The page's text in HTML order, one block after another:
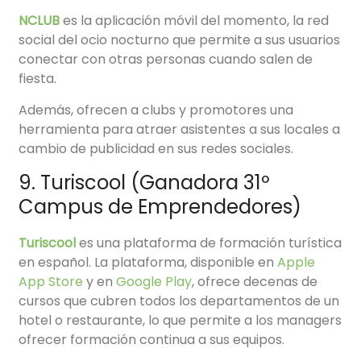
NCLUBes la aplicación móvil del momento, la red
social del ocio nocturno que permite a sus usuarios
conectar con otras personas cuando salen de
fiesta.
Además, ofrecen a clubs y promotores una
herramienta para atraer asistentes a sus locales a
cambio de publicidad en sus redes sociales.
9. Turiscool (Ganadora 31º
Campus de Emprendedores)
Turiscooles una plataforma de formación turística
en español. La plataforma, disponible enApple
App Store y enGoogle Play, ofrece decenas de
cursos que cubren todos los departamentos de un
hotel o restaurante, lo que permite a los managers
ofrecer formación continua a sus equipos.